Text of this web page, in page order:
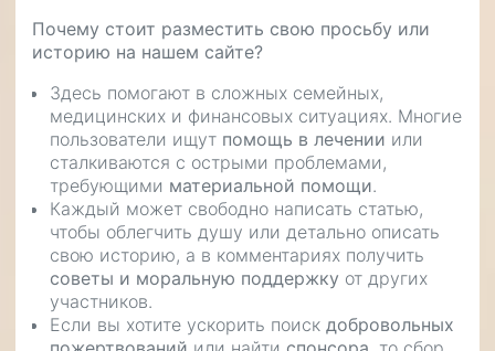
Почему стоит разместить свою просьбу или
историю на нашем сайте?
Здесь помогают в сложных семейных,
медицинских и финансовых ситуациях. Многие
пользователи ищут помощь в лечении или
сталкиваются с острыми проблемами,
требующими материальной помощи.
Каждый может свободно написать статью,
чтобы облегчить душу или детально описать
свою историю, а в комментариях получить
советы и моральную поддержку от других
участников.
Если вы хотите ускорить поиск добровольных